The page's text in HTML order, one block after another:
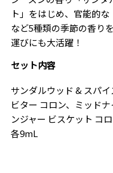
ト」をはじめ、官能的な
など5種類の季節の香り
運びにも大活躍！
セット内容
サンダルウッド & スパ
ビター コロン、ミッド
ンジャー ビスケット コ
各9mL